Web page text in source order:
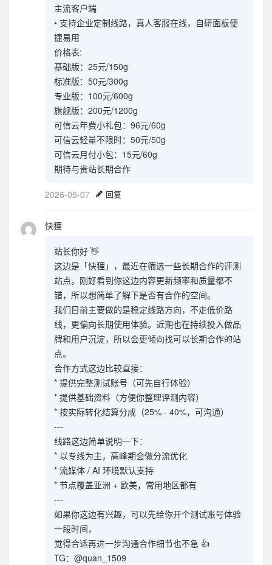
主流客户端
• 支持企业定制线路，真人客服在线，自研面板便
捷易用
价格表:
基础版：25元/150g
标准版：50元/300g
专业版：100元/600g
旗舰版：200元/1200g
可信云年费小礼包：96元/60g
可信云轻量不限时：50元/50g
可信云月付小包：15元/60g
期待与贵站长期合作
2026-05-07 回复
快狸
站长你好 👋
这边是「快狸」，最近在筛选一些长期合作的评测
站点，刚好看到你这边内容更新频率和质量都不
错，所以想简单了解下是否有合作的空间。
我们目前主要做的是稳定线路方向，不走低价路
线，更偏向长期使用体验。近期也在持续投入做品
牌和用户沉淀，所以会更倾向找可以长期合作的站
点。
合作方式这边比较直接：
* 提供完整测试账号（可先自行体验）
* 提供基础资料（方便你整理评测内容）
* 按实际转化结算分成（25% - 40%，可沟通）
---
线路这边简单说明一下：
* 以专线为主，高峰期会做分流优化
* 流媒体 / AI 环境默认支持
* 节点覆盖亚洲 + 欧美，常用地区都有
---
如果你这边有兴趣，可以先给你开个测试账号体验
一段时间，
觉得合适再进一步沟通合作细节也不急 👍
TG：@quan_1509